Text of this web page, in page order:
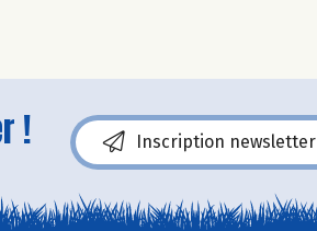
! Inscription newsletter